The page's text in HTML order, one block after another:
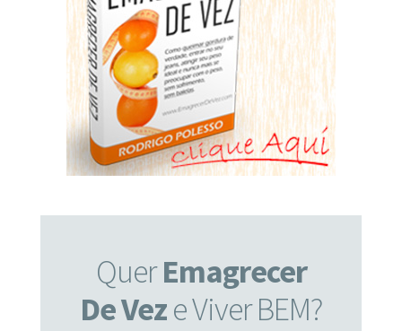
QuerEmagrecer
De Veze Viver BEM?